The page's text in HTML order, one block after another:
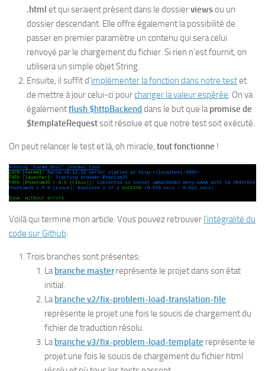
.html et qui seraient présent dans le dossierviewsou un
dossier descendant. Elle offre également la possibilité de
passer en premier paramètre un contenu qui sera celui
renvoyé par le chargement du fichier. Si rien n’est fournit, on
utilisera un simple objet String.
Ensuite, il suffit d’implémenter la fonction dans notre testet
de mettre à jour celui-ci pourchanger la valeur espérée. On va
égalementflush $httpBackend dans le but que lapromise de
$templateRequestsoit résolue et que notre test soit exécuté.
On peut relancer le test et là, oh miracle, tout fonctionne !
Voilà qui termine mon article. Vous pouvez retrouver l’intégralité du
code sur Github:
Trois branches sont présentes:
La branche masterreprésente le projet dans son état
initial.
La branche v2/fix-problem-load-translation-file
représente le projet une fois le soucis de chargement du
fichier de traduction résolu.
La branche v3/fix-problem-load-template représente le
projet une fois le soucis de chargement du fichier html